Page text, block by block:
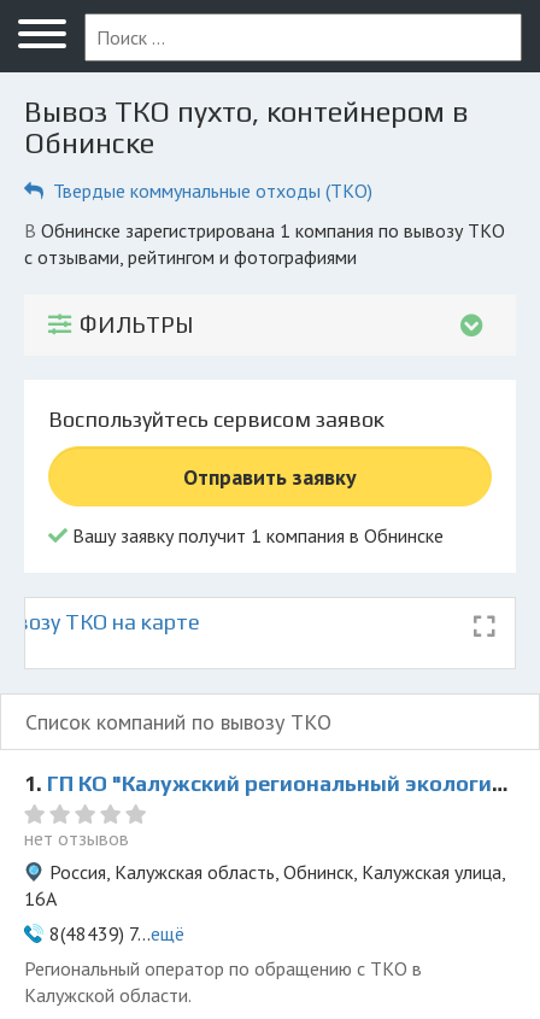
Меню
Главная
Вопрос юристу
Компании
Экоблог
© 2026 Все права защищены
Вывоз ТКО пухто, контейнером в
Обнинске
Твердые коммунальные отходы (ТКО)
в Обнинске зарегистрирована 1 компания по вывозу ТКО
с отзывами, рейтингом и фотографиями
ФИЛЬТРЫ
Воспользуйтесь сервисом заявок
Отправить заявку
Вашу заявку получит 1 компания в Обнинске
ТКО на карте
Список компаний по вывозу ТКО
1. ГП КО "Калужский региональный экологический оператор"
нет отзывов
Россия, Калужская область, Обнинск, Калужская улица,
16А
8(48439) 7...ещё
Региональный оператор по обращению с ТКО в
Калужской области.